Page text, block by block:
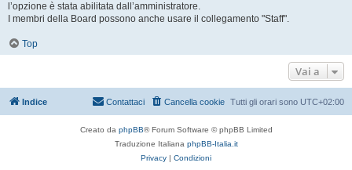
l’opzione è stata abilitata dall’amministratore.
I membri della Board possono anche usare il collegamento "Staff".
Top
Vai a
Indice Tutti gli orari sono UTC+02:00
Cancella cookie
Contattaci
Creato da phpBB® Forum Software © phpBB Limited
Traduzione Italiana phpBB-Italia.it
Privacy | Condizioni